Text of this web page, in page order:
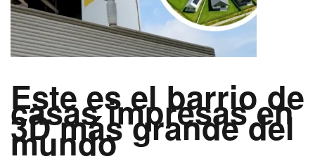
Este es el barrio de
casas impresas en
3D más grande del
mundo